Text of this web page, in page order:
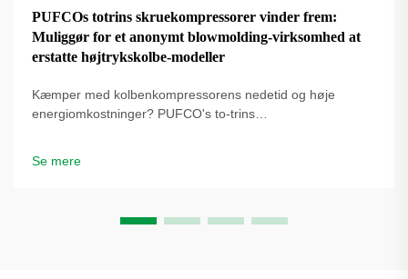
PUFCOs totrins skruekompressorer vinder frem:
Muliggør for et anonymt blowmolding-virksomhed at
erstatte højtrykskolbe-modeller
Kæmper med kolbenkompressorens nedetid og høje
energiomkostninger? PUFCO's to-trins
Se mere